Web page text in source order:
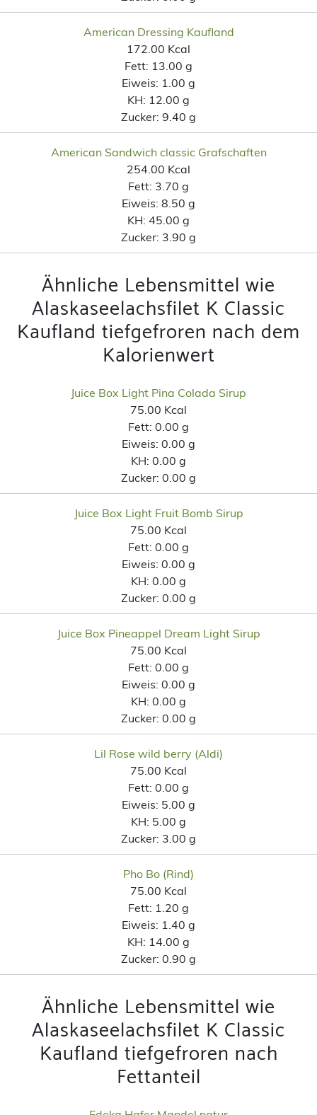
American Dressing Kaufland
172.00 Kcal
Fett: 13.00 g
Eiweis: 1.00 g
KH: 12.00 g
Zucker: 9.40 g
American Sandwich classic Grafschaften
254.00 Kcal
Fett: 3.70 g
Eiweis: 8.50 g
KH: 45.00 g
Zucker: 3.90 g
Ähnliche Lebensmittel wie
Alaskaseelachsfilet K Classic
Kaufland tiefgefroren nach dem
Kalorienwert
Juice Box Light Pina Colada Sirup
75.00 Kcal
Fett: 0.00 g
Eiweis: 0.00 g
KH: 0.00 g
Zucker: 0.00 g
Juice Box Light Fruit Bomb Sirup
75.00 Kcal
Fett: 0.00 g
Eiweis: 0.00 g
KH: 0.00 g
Zucker: 0.00 g
Juice Box Pineappel Dream Light Sirup
75.00 Kcal
Fett: 0.00 g
Eiweis: 0.00 g
KH: 0.00 g
Zucker: 0.00 g
Lil Rose wild berry (Aldi)
75.00 Kcal
Fett: 0.00 g
Eiweis: 5.00 g
KH: 5.00 g
Zucker: 3.00 g
Pho Bo (Rind)
75.00 Kcal
Fett: 1.20 g
Eiweis: 1.40 g
KH: 14.00 g
Zucker: 0.90 g
Ähnliche Lebensmittel wie
Alaskaseelachsfilet K Classic
Kaufland tiefgefroren nach
Fettanteil